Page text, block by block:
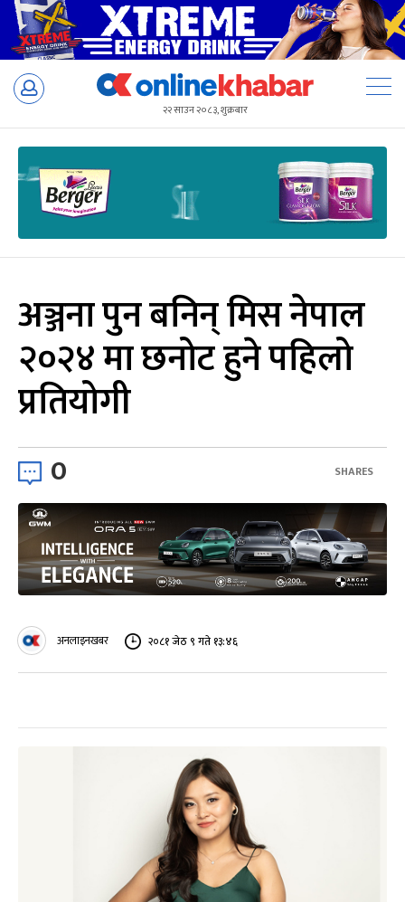
Skip
२२ साउन २०८३, शुक्रबार
अञ्जना पुन बनिन् मिस नेपाल
२०२४ मा छनोट हुने पहिलो
प्रतियोगी
0 SHARES
अनलाइनखबर २०८१ जेठ ९ गते १३:४६